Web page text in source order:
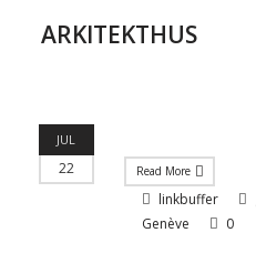
ARKITEKTHUS
JUL
22 Read More
linkbuffer
Genève
0